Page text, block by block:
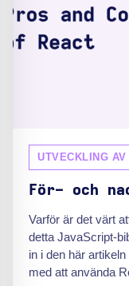
UTVECKLING
För- och
Varför är det värt
detta JavaScript-
in i den här
med att använda